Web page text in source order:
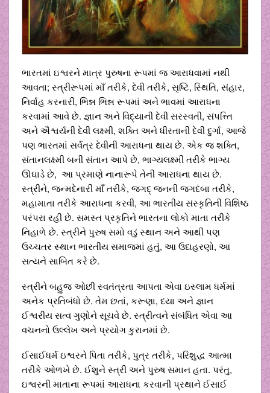
ભારતમાં ઇશ્વરને માત્ર પુરુષના રૂપમાં જ આરાધવામાં નથી
આવતા; સ્ત્રીરૂપમાં માઁ તરીકે, દેવી તરીકે, સૃષ્ટિ, સ્થિતિ, સંહાર,
નિર્વાહ કરનારી, ભિન્ન ભિન્ન રૂપમાં અને ભાવમાં આરાધના
કરવામાં આવે છે. જ્ઞાન અને વિદ્યાની દેવી સરસ્વતી, સંપત્ત્તિ
અને ઐશ્વર્યની દેવી લક્ષ્મી, શક્તિ અને ધીરતાની દેવી દુર્ગા, આજે
પણ ભારતમાં સર્વત્ર દેવીની આરાધના થાય છે. એક જ શક્તિ,
સંતાનલક્ષ્મી બની સંતાન આપે છે, ભાગ્યલક્ષ્મી તરીકે ભાગ્ય
ઊઘાડે છે, આ પ્રમાણે નાનારૂપે તેની આરાધના થાય છે.
સ્ત્રીને, જન્મદેનારી માઁ તરીકે, જગદ્ જનની જગદંબા તરીકે,
મહામાતા તરીકે આરાધના કરવી, આ ભારતીય સંસ્કૃતિની વિશિષ્ઠ
પરંપરા રહી છે. સમસ્ત પ્રકૃતિને ભારતના લોકો માતા તરીકે
નિહાળે છે. સ્ત્રીને પુરુષ સમો વડું સ્થાન અને આથી પણ
ઉચ્ચતર સ્થાન ભારતીય સમાજમાં હતું, આ ઉદાહરણો, આ
સત્યને સાબિત કરે છે.
સ્ત્રીને બહુજ ઓછી સ્વતંત્રતા આપતા એવા ઇસ્લામ ધર્મમાં
અનેક પ્રતિબંધો છે. તેમ છતાં, કરૂણા, દયા અને જ્ઞાન
ઈશ્વરીય સત્વ ગુણોને સૂચવે છે. સ્ત્રીત્વને સંબંધિત એવા આ
વચનનો ઉલ્લેખ અને પ્રયોગ કુરાનમાં છે.
ઈસાઈધર્મ ઇશ્વરને પિતા તરીકે, પુત્ર તરીકે, પરિશુદ્ધ આત્મા
તરીકે ઓળખે છે. ઈશુને સ્ત્રી અને પુરુષ સમાન હતા. પરંતુ,
ઇશ્વરની માતાના રૂપમાં આરાધના કરવાની પ્રથાને ઈસાઈ